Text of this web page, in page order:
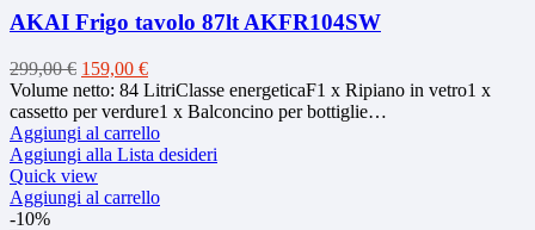
AKAI Frigo tavolo 87lt AKFR104SW
299,00€ Il
prezzo
originale
era:
299,00 €.
159,00 €Il
prezzo
attuale
è:
159,00 €.
Volume netto: 84 LitriClasse energeticaF1 x Ripiano in vetro1 x
cassetto per verdure1 x Balconcino per bottiglie…
Aggiungi al carrello
Aggiungi alla Lista desideri
Quick view
Aggiungi al carrello
-10%